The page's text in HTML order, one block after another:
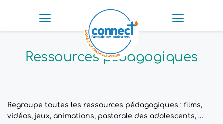
Ressources pédagogiques
Regroupe toutes les ressources pédagogiques : films,
vidéos, jeux, animations, pastorale des adolescents, …